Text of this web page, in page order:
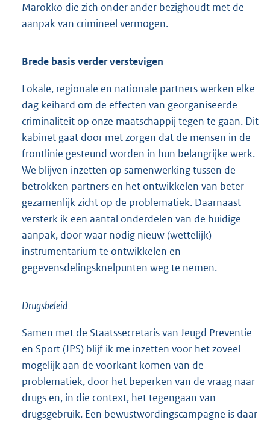
Marokko die zich onder ander bezighoudt met de
aanpak van crimineel vermogen.
Brede basis verder verstevigen
Lokale, regionale en nationale partners werken elke
dag keihard om de effecten van georganiseerde
criminaliteit op onze maatschappij tegen te gaan. Dit
kabinet gaat door met zorgen dat de mensen in de
frontlinie gesteund worden in hun belangrijke werk.
We blijven inzetten op samenwerking tussen de
betrokken partners en het ontwikkelen van beter
gezamenlijk zicht op de problematiek. Daarnaast
versterk ik een aantal onderdelen van de huidige
aanpak, door waar nodig nieuw (wettelijk)
instrumentarium te ontwikkelen en
gegevensdelingsknelpunten weg te nemen.
Drugsbeleid
Samen met de Staatssecretaris van Jeugd Preventie
en Sport (JPS) blijf ik me inzetten voor het zoveel
mogelijk aan de voorkant komen van de
problematiek, door het beperken van de vraag naar
drugs en, in die context, het tegengaan van
drugsgebruik. Een bewustwordingscampagne is daar